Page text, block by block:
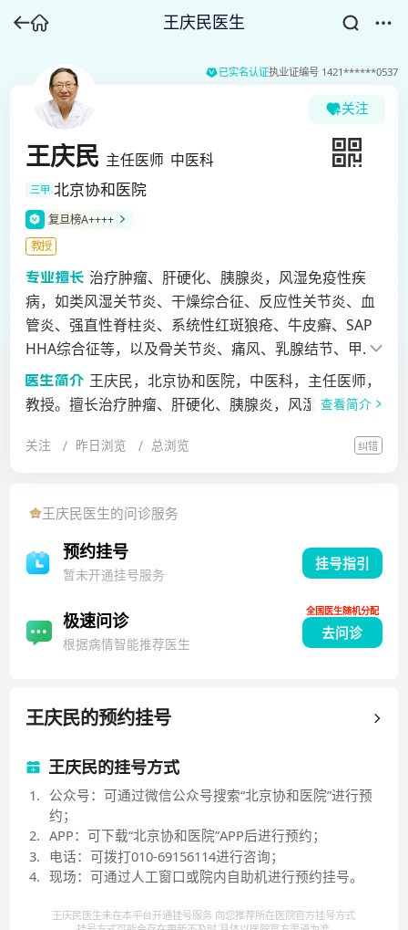
王庆民医生
已实名认证执业证编号 1421******0537
关注
王庆民 主任医师 中医科
三甲 北京协和医院
复旦榜A++++
教授
治疗肿瘤、肝硬化、胰腺炎，风湿免疫性疾
病，如类风湿关节炎、干燥综合征、反应性关节炎、血
管炎、强直性脊柱炎、系统性红斑狼疮、牛皮癣、SAP
HHA综合征等，以及骨关节炎、痛风、乳腺结节、甲状
腺结节等。王庆民，北京协和医院，中医科，主任医师，
教授。擅长治疗肿瘤、肝硬化、胰腺炎，风湿免疫性疾
管炎、强直性脊柱炎、系统性红斑狼疮、牛皮癣、SAP
获得医学硕士学位，此后埋头北京协和医院中医科的临
床医疗和科研岗位三十多年。在国家级、省级医学杂志
发表论文20余篇，主编及参与编写医学专著7部。现任
化系统疾病专业委员会委员、肝病专业委员会会员。
查看简介
关注 昨日浏览 总浏览 纠错
王庆民医生的问诊服务
预约挂号
暂未开通挂号服务
挂号指引
极速问诊
根据病情智能推荐医生
去问诊
全国医生随机分配
王庆民的预约挂号
王庆民的挂号方式
1. 公众号：可通过微信公众号搜索“北京协和医院”进行预
约；
2. APP：可下载“北京协和医院”APP后进行预约；
3. 电话：可拨打010-69156114进行咨询；
4. 现场：可通过人工窗口或院内自助机进行预约挂号。
王庆民医生未在本平台开通挂号服务 向您推荐所在医院官方挂号方式